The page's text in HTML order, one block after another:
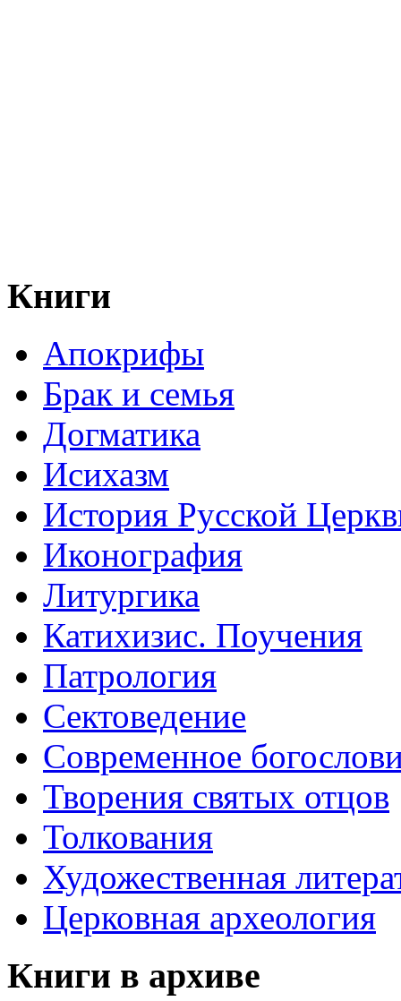
Книги
Апокрифы
Брак и семья
Догматика
Исихазм
История Русской
Иконография
Литургика
Катихизис. Поучения
Патрология
Сектоведение
Современное
Творения святых отцов
Толкования
Художественная
Церковная археология
Книги в архиве